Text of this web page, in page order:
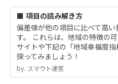
■ 項目の読み解き方
偏差値が他の項目に比べて高
す。 これらは、地域の特徴の
サイトや下記の「地域幸福度
探ってみましょう！
by.︎ スマウト運営